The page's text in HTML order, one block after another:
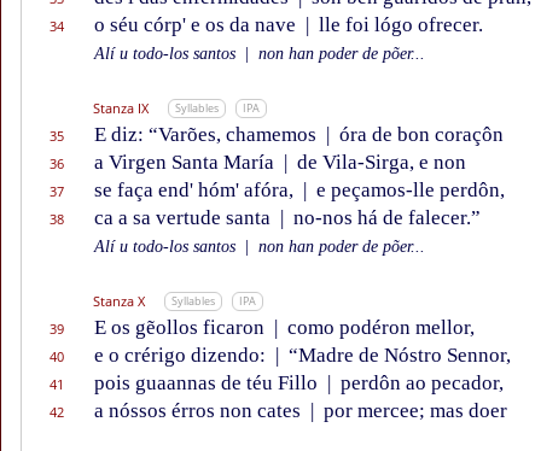
34 o séu córp' e os da nave | lle foi lógo ofrecer.
Alí u todo-los santos non han poder de põer...
Stanza IX Syllables IPA
35 E diz: “Varões, chamemos | óra de bon coraçôn
36 a Virgen Santa María | de Vila-Sirga, e non
37 se faça end' hóm' afóra, | e peçamos-lle perdôn,
38 ca a sa vertude santa | no-nos há de falecer.”
Alí u todo-los santos non han poder de põer...
Stanza X Syllables IPA
39 E os gẽollos ficaron | como podéron mellor,
40 e o crérigo dizendo: | “Madre de Nóstro Sennor,
41 pois guaannas de téu Fillo | perdôn ao pecador,
42 a nóssos érros non cates | por mercee; mas doer